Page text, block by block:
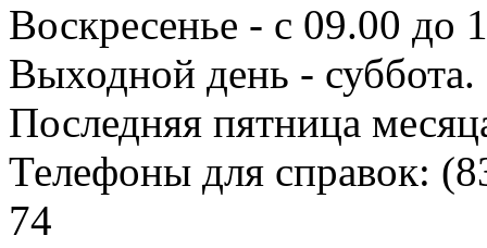
Воскресенье - с 09.00 до
Выходной день - суббота.
Последняя пятница
Телефоны для справок:
74